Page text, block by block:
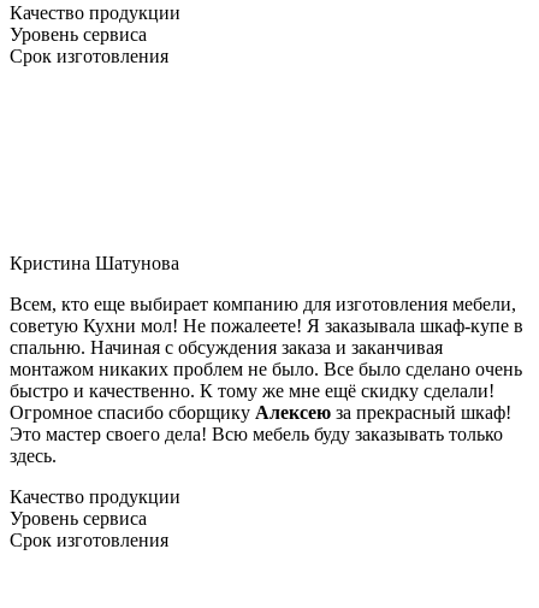
Качество продукции
Уровень сервиса
Срок изготовления
Кристина Шатунова
Всем, кто еще выбирает компанию для изготовления мебели,
советую Кухни мол! Не пожалеете! Я заказывала шкаф-купе в
спальню. Начиная с обсуждения заказа и заканчивая
монтажом никаких проблем не было. Все было сделано очень
быстро и качественно. К тому же мне ещё скидку сделали!
Огромное спасибо сборщику Алексею за прекрасный шкаф!
Это мастер своего дела! Всю мебель буду заказывать только
здесь.
Качество продукции
Уровень сервиса
Срок изготовления